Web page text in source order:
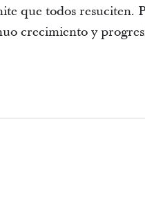
que todos resuciten.
crecimiento y